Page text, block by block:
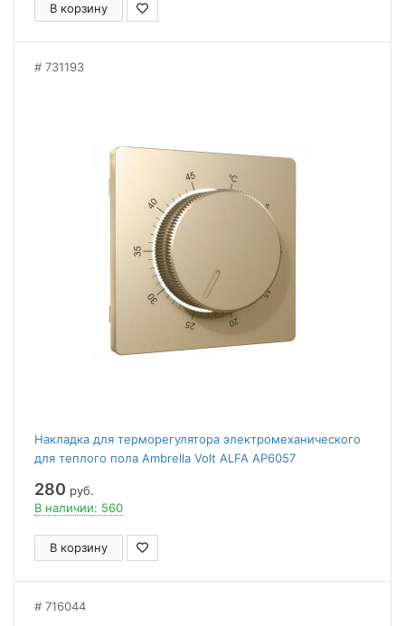
В корзину
731193
Накладка для терморегулятора электромеханического
для теплого пола Ambrella Volt ALFA AP6057
280 руб.
В наличии: 560
В корзину
716044